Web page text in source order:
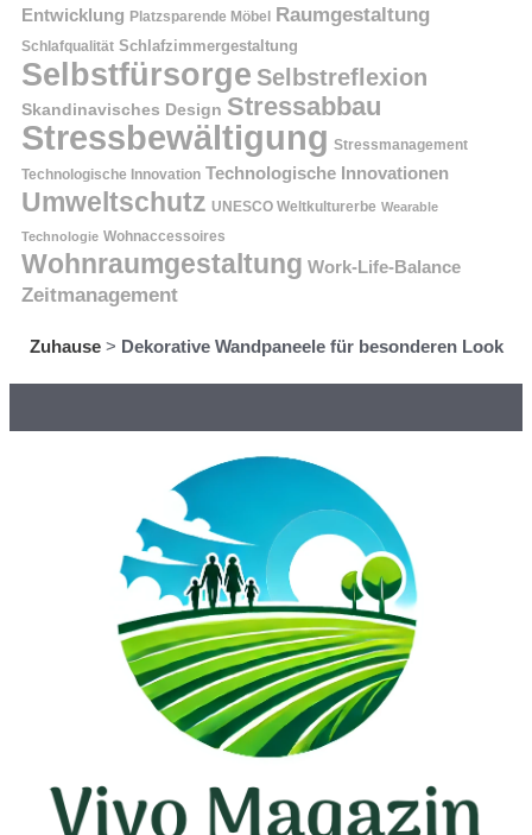
Entwicklung Platzsparende Möbel Raumgestaltung
Schlafqualität Schlafzimmergestaltung
Selbstfürsorge Selbstreflexion
Skandinavisches Design Stressabbau
Stressbewältigung Stressmanagement
Technologische Innovation Technologische Innovationen
Umweltschutz UNESCO Weltkulturerbe Wearable
Technologie Wohnaccessoires
Wohnraumgestaltung Work-Life-Balance
Zeitmanagement
Zuhause> Dekorative Wandpaneele für besonderen Look